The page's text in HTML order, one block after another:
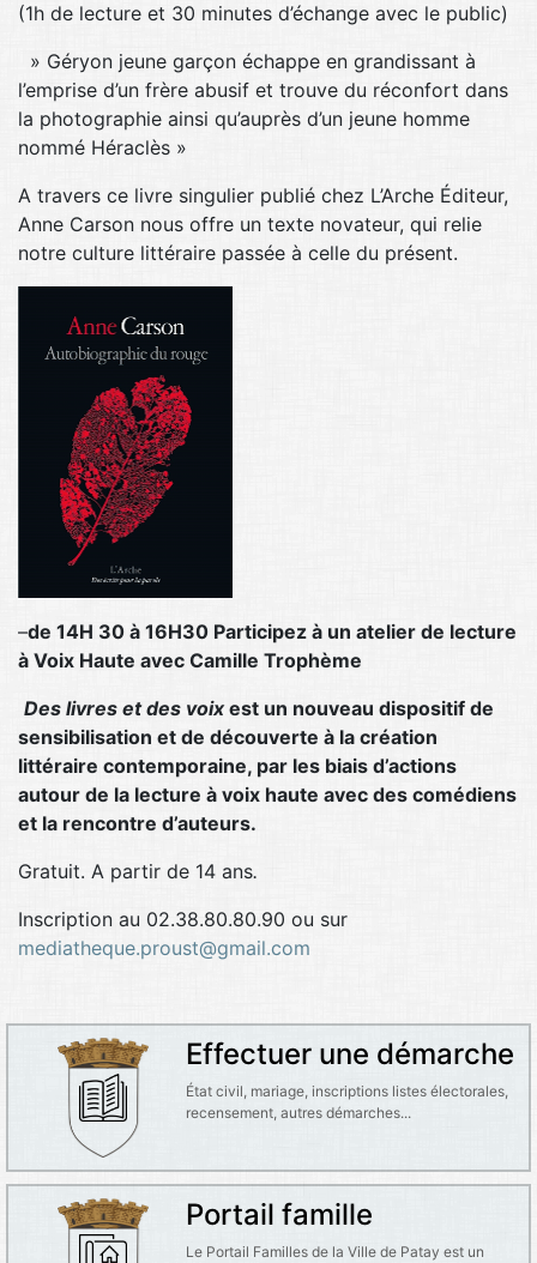
(1h de lecture et 30 minutes d’échange avec le public)
» Géryon jeune garçon échappe en grandissant à
l’emprise d’un frère abusif et trouve du réconfort dans
la photographie ainsi qu’auprès d’un jeune homme
nommé Héraclès »
A travers ce livre singulier publié chez L’Arche Éditeur,
Anne Carson nous offre un texte novateur, qui relie
notre culture littéraire passée à celle du présent.
–de 14H 30 à 16H30 Participez à un atelier de lecture
à Voix Haute avec Camille Trophème
Des livres et des voixest un nouveau dispositif de
sensibilisation et de découverte à la création
littéraire contemporaine, par les biais d’actions
autour de la lecture à voix haute avec des comédiens
et la rencontre d’auteurs.
Gratuit. A partir de 14 ans.
Inscription au 02.38.80.80.90 ou sur
mediatheque.proust@gmail.com
Effectuer une démarche
État civil, mariage, inscriptions listes électorales,
recensement, autres démarches...
Portail famille
Le Portail Familles de la Ville de Patay est un